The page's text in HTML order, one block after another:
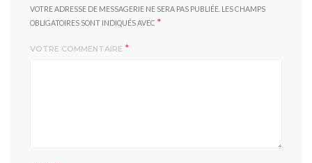
VOTRE ADRESSE DE MESSAGERIE NE SERA PAS PUBLIÉE. LES CHAMPS
OBLIGATOIRES SONT INDIQUÉS AVEC *
VOTRE COMMENTAIRE *